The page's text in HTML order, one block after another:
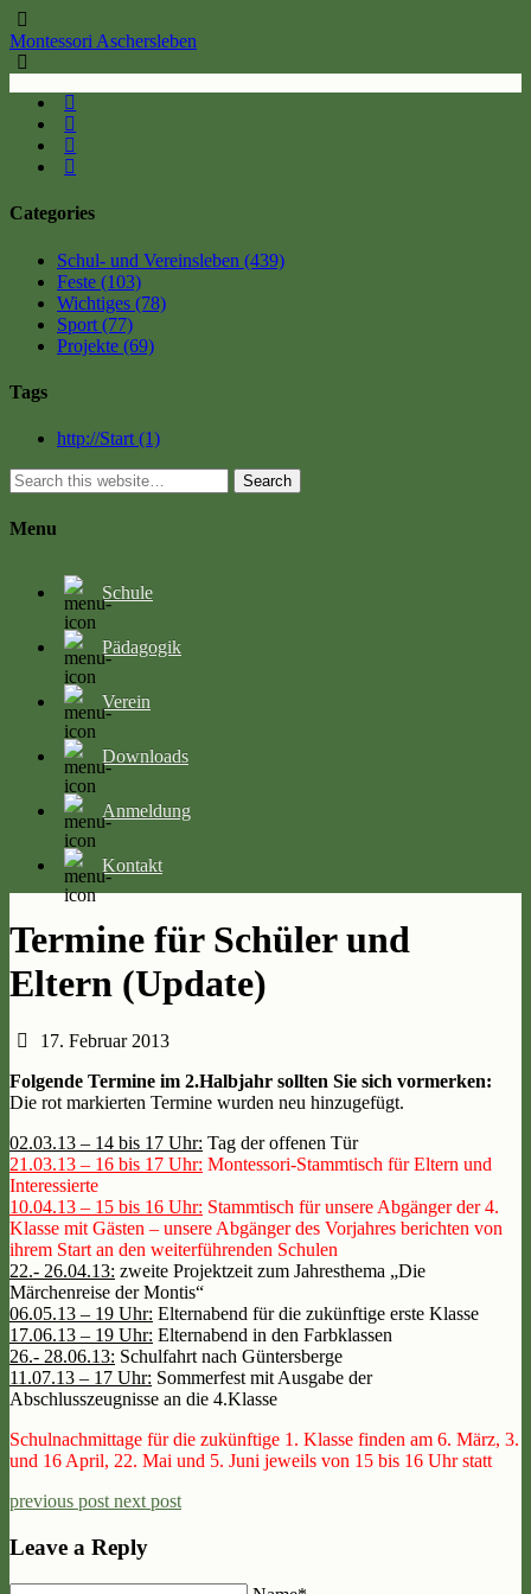
Montessori Aschersleben
Categories
Schul- und Vereinsleben (439)
Feste (103)
Wichtiges (78)
Sport (77)
Projekte (69)
Tags
http://Start (1)
Search
Menu
Schule
Pädagogik
Verein
Downloads
Anmeldung
Kontakt
Termine für Schüler und
Eltern (Update)
17. Februar 2013
Folgende Termine im 2.Halbjahr sollten Sie sich vormerken:
Die rot markierten Termine wurden neu hinzugefügt.
02.03.13 – 14 bis 17 Uhr: Tag der offenen Tür
21.03.13 – 16 bis 17 Uhr: Montessori-Stammtisch für Eltern und
Interessierte
10.04.13 – 15 bis 16 Uhr: Stammtisch für unsere Abgänger der 4.
Klasse mit Gästen – unsere Abgänger des Vorjahres berichten von
ihrem Start an den weiterführenden Schulen
22.- 26.04.13: zweite Projektzeit zum Jahresthema „Die
Märchenreise der Montis“
06.05.13 – 19 Uhr: Elternabend für die zukünftige erste Klasse
17.06.13 – 19 Uhr: Elternabend in den Farbklassen
26.- 28.06.13: Schulfahrt nach Güntersberge
11.07.13 – 17 Uhr: Sommerfest mit Ausgabe der
Abschlusszeugnisse an die 4.Klasse
Schulnachmittage für die zukünftige 1. Klasse finden am 6. März, 3.
und 16 April, 22. Mai und 5. Juni jeweils von 15 bis 16 Uhr statt
previous postnext post
Leave a Reply